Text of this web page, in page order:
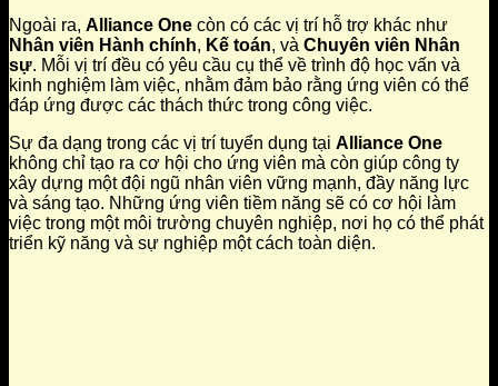
Ngoài ra, Alliance One còn có các vị trí hỗ trợ khác như
Nhân viên Hành chính, Kế toán, và Chuyên viên Nhân
sự. Mỗi vị trí đều có yêu cầu cụ thể về trình độ học vấn và
kinh nghiệm làm việc, nhằm đảm bảo rằng ứng viên có thể
đáp ứng được các thách thức trong công việc.
Sự đa dạng trong các vị trí tuyển dụng tại Alliance One
không chỉ tạo ra cơ hội cho ứng viên mà còn giúp công ty
xây dựng một đội ngũ nhân viên vững mạnh, đầy năng lực
và sáng tạo. Những ứng viên tiềm năng sẽ có cơ hội làm
việc trong một môi trường chuyên nghiệp, nơi họ có thể phát
triển kỹ năng và sự nghiệp một cách toàn diện.